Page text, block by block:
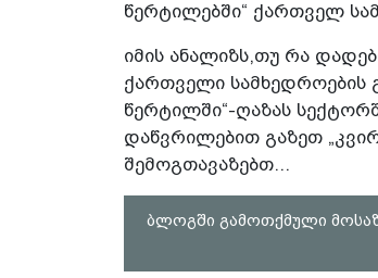
წერტილებში“ ქართველ
იმის ანალიზს,თუ რა
ქართველი
წერტილში“-ღაზას
დაწვრილებით გაზეთ
შემოგთავაზებთ...
ბლოგში გამოთქმული